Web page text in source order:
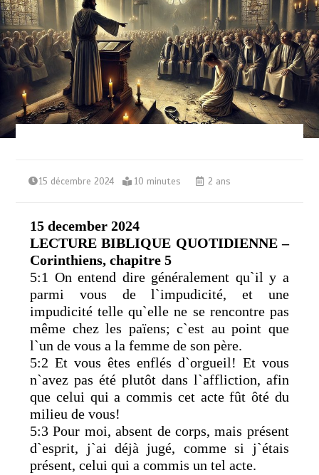
15 décembre 2024 10 minutes 2 ans
15 december 2024
LECTURE BIBLIQUE QUOTIDIENNE –
Corinthiens, chapitre 5
5:1 On entend dire généralement qu`il y a
parmi vous de l`impudicité, et une
impudicité telle qu`elle ne se rencontre pas
même chez les païens; c`est au point que
l`un de vous a la femme de son père.
5:2 Et vous êtes enflés d`orgueil! Et vous
n`avez pas été plutôt dans l`affliction, afin
que celui qui a commis cet acte fût ôté du
milieu de vous!
5:3 Pour moi, absent de corps, mais présent
d`esprit, j`ai déjà jugé, comme si j`étais
présent, celui qui a commis un tel acte.